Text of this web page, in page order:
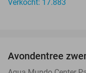
Verkocht: 17.883
Avondentree